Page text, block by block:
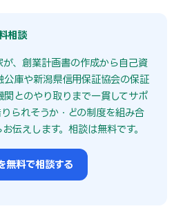
相談
、創業計画書の作成から自己資
庫や新潟県信用保証協会の保証
とのやり取りまで一貫してサポ
られそうか・どの制度を組み合
伝えします。相談は無料です。
無料で相談する